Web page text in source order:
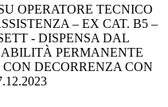
OPERATORE TECNICO
– EX CAT. B5 –
- DISPENSA DAL
PERMANENTE
DECORRENZA CON